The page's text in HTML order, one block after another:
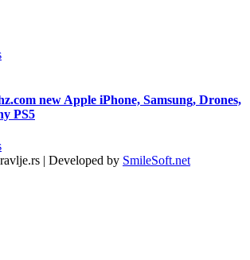
new Apple iPhone, Samsung, Drones,
PS5
| Developed by SmileSoft.net